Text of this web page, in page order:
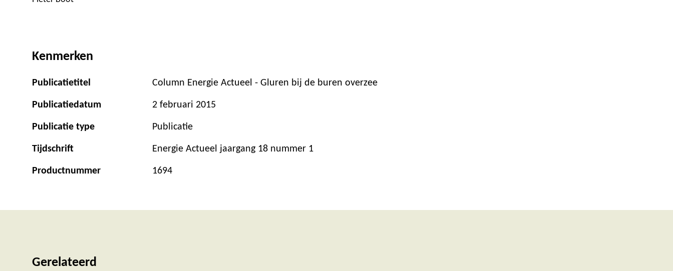
Kenmerken
Publicatietitel Column Energie Actueel - Gluren bij de buren overzee
Publicatiedatum 2 februari 2015
Publicatie type Publicatie
Tijdschrift Energie Actueel jaargang 18 nummer 1
Productnummer 1694
Gerelateerd